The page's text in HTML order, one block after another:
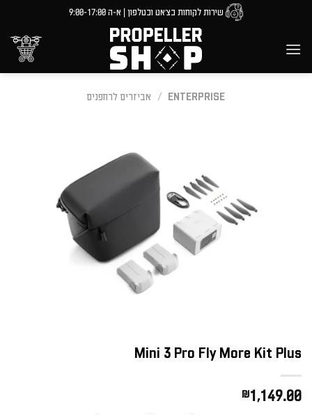
content
שירות לקוחות בצ'אט ובטלפון | א-ה 9:00-17:00
ENTERPRISE
/ אביזרים לרחפנים
Mini 3 Pro Fly More Kit Plus
₪1,149.00